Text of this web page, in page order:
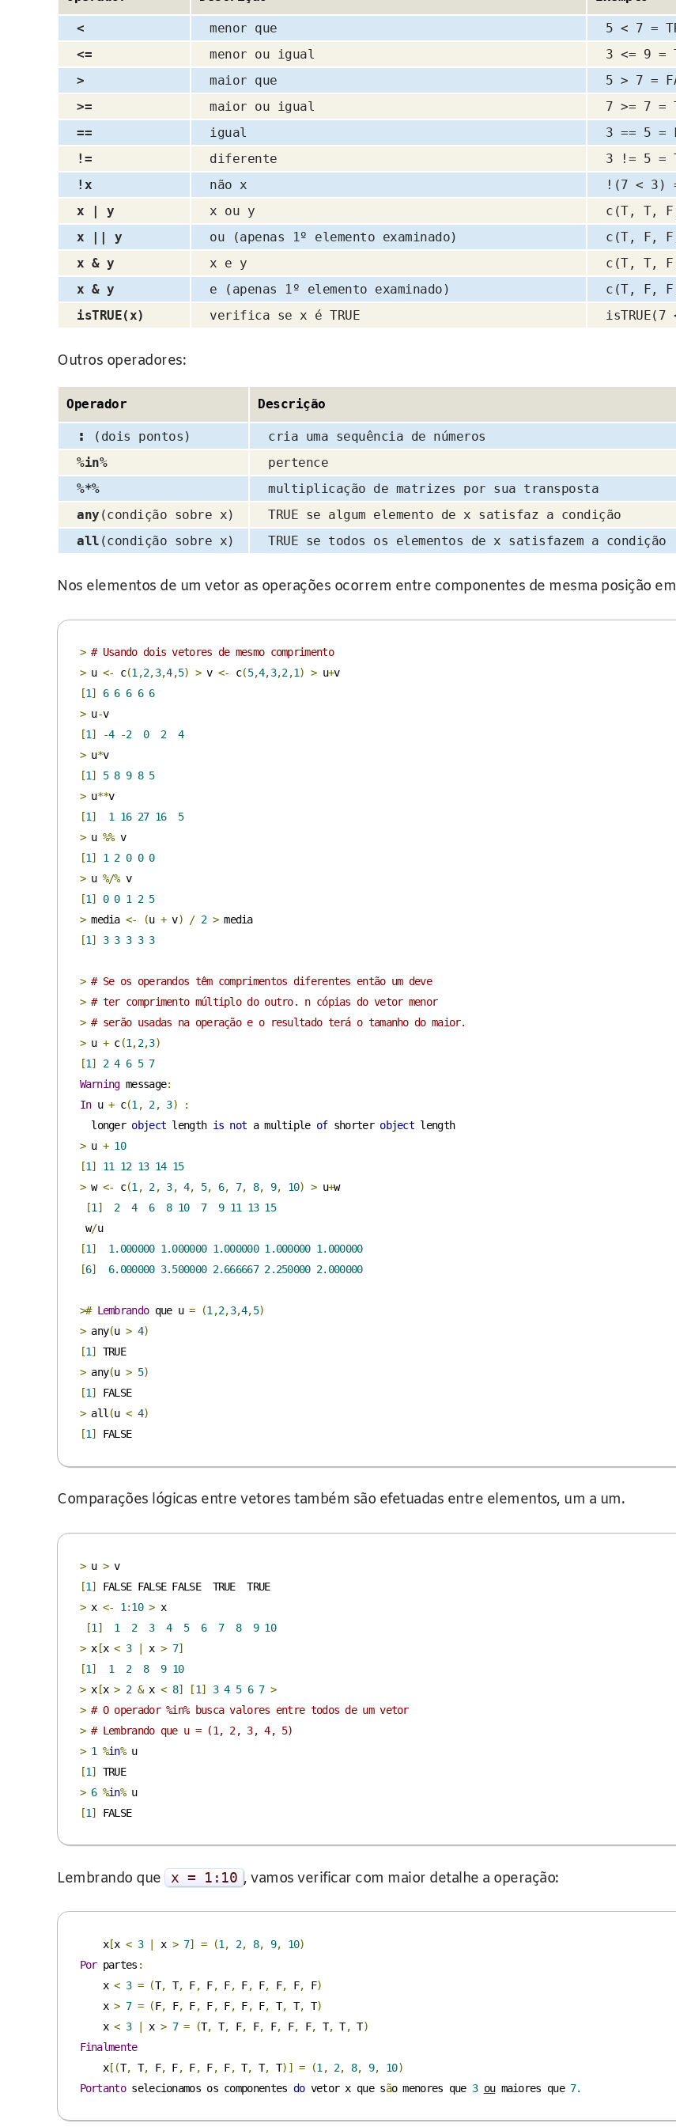
< menor que
5 < 7 =
<=
menor ou igual
3 <= 9 =
>
maior que
5 > 7 =
>=
maior ou igual
7 >= 7 =
==
igual
3 == 5 =
!=
diferente
3 != 5 =
!x
não x
!(7 < 3) =
x | y
x ou y
c(T, T,
x || y
ou (apenas 1º elemento examinado)
c(T, F,
x & y
x e y
c(T, T,
x & y
e (apenas 1º elemento examinado)
c(T, F,
isTRUE(x)
verifica se x é TRUE isTRUE(7
Outros operadores:
Operador Descrição
: (dois pontos) cria uma sequência de números
%in%
pertence
%*%
multiplicação de matrizes por sua transposta
any (condição sobre x) TRUE se algum elemento de x satisfaz a condição
all (condição sobre x) TRUE se todos os elementos de x satisfazem a condição
Nos elementos de um vetor as operações ocorrem entre componentes de mesma posição
> # Usando dois vetores de mesmo comprimento
> u <- c(1 ,2,3,4,5) > v <- c(5,4,3,2,1) > u+ v
[1] 6 6 6 6 6
> u- v
[1] -4 -2 0 2
4
> u* v
[1] 5 8 9 8 5
> u** v
[1] 1 16 27 16
5
> u %%
v
[1] 1 2 0 0 0
> u %/%
v
[1] 0 0 1 2 5
> media <- (u + v) / 2 >
media
[1] 3 3 3 3 3
> # Se os operandos têm comprimentos diferentes então um deve
> # ter comprimento múltiplo do outro. n cópias do vetor menor
> # serão usadas na operação e o resultado terá o tamanho do maior.
> u + c(1 ,2,3)
[1] 2 4 6 5 7
Warning message:
In u + c(1 , 2, 3)
:
  longer
object length is not a multiple of shorter object
length
> u + 10
[1] 11 12 13 14 15
> w <- c(1 , 2, 3, 4, 5, 6, 7, 8, 9, 10) > u+w
[1 ] 2 4 6 8 10 7 9 11 13 15
w/ u
[1] 1.000000 1.000000 1.000000 1.000000 1.000000
[6] 6.000000 3.500000 2.666667 2.250000 2.000000
># Lembrando que u = (1 ,2,3,4,5)
> any(u > 4)
[1]
TRUE
> any(u > 5)
[1]
FALSE
> all (u < 4)
[1] FALSE
Comparações lógicas entre vetores também são efetuadas entre elementos, um a um.
> u >
v
[1]
FALSE FALSE FALSE  TRUE  TRUE
> x <- 1 :10 > x
[1 ] 1 2 3 4 5 6 7 8 9 10
> x[x < 3 | x > 7]
[1] 1 2 8 9 10
> x[x > 2 & x < 8] [1] 3 4 5 6 7 >
> # O operador %in% busca valores entre todos de um vetor
> # Lembrando que u = (1, 2, 3, 4, 5)
> 1 %in%
u
[1]
TRUE
> 6 %in%
u
[1] FALSE
Lembrando que x = 1 : 10 , vamos verificar com maior detalhe a operação:
    x
[x < 3 x > 7] = (1 , 2, 8, 9, 10)
Por partes :
    x
< 3 = (T, T, F, F, F, F, F, F, F, F)
    x
> 7 = (F, F, F, F, F, F, F, T, T, T)
    x
< 3 x > 7 = (T, T, F, F, F, F, F, T, T, T)
Finalmente
    x
[(T, T, F, F, F, F, F, T, T, T)] = (1 , 2, 8, 9, 10)
Portanto selecionamos os componentes do vetor x que são menores que 3 ou maiores que 7.